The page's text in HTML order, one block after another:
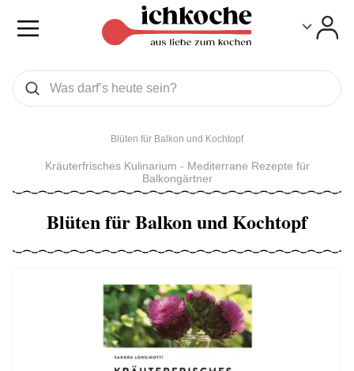
Was wollen Sie suchen
Suchen
Blüten für Balkon und Kochtopf
Kräuterfrisches Kulinarium - Mediterrane Rezepte für
Balkongärtner
Blüten für Balkon und Kochtopf